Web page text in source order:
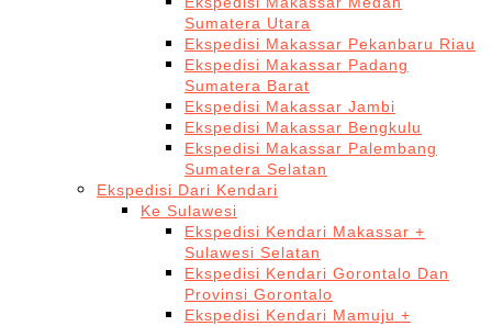
Sumatera Utara
Ekspedisi Makassar Pekanbaru Riau
Ekspedisi Makassar Padang
Sumatera Barat
Ekspedisi Makassar Jambi
Ekspedisi Makassar Bengkulu
Ekspedisi Makassar Palembang
Sumatera Selatan
Ekspedisi Dari Kendari
Ke Sulawesi
Ekspedisi Kendari Makassar +
Sulawesi Selatan
Ekspedisi Kendari Gorontalo Dan
Provinsi Gorontalo
Ekspedisi Kendari Mamuju +